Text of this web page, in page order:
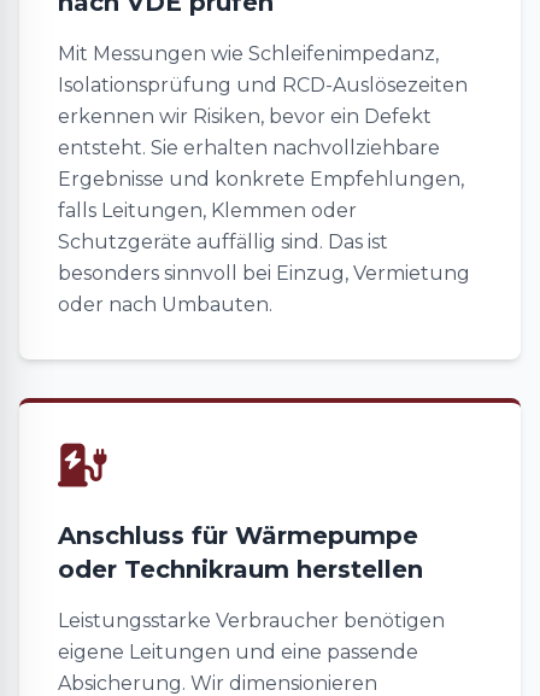
Mit Messungen wie Schleifenimpedanz,
Isolationsprüfung und RCD-Auslösezeiten
erkennen wir Risiken, bevor ein Defekt
entsteht. Sie erhalten nachvollziehbare
Ergebnisse und konkrete Empfehlungen,
falls Leitungen, Klemmen oder
Schutzgeräte auffällig sind. Das ist
besonders sinnvoll bei Einzug, Vermietung
oder nach Umbauten.
Anschluss für Wärmepumpe
oder Technikraum herstellen
Leistungsstarke Verbraucher benötigen
eigene Leitungen und eine passende
Absicherung. Wir dimensionieren